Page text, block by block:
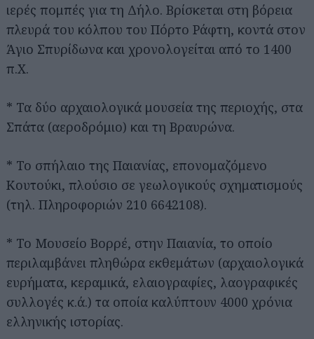
ιερές πομπές για τη Δήλο. Βρίσκεται στη βόρεια
πλευρά του κόλπου του Πόρτο Ράφτη, κοντά στον
Άγιο Σπυρίδωνα και χρονολογείται από το 1400
π.Χ.
* Τα δύο αρχαιολογικά μουσεία της περιοχής, στα
Σπάτα (αεροδρόμιο) και τη Βραυρώνα.
* Το σπήλαιο της Παιανίας, επονομαζόμενο
Κουτούκι, πλούσιο σε γεωλογικούς σχηματισμούς
(τηλ. Πληροφοριών 210 6642108).
* Το Μουσείο Βορρέ, στην Παιανία, το οποίο
περιλαμβάνει πληθώρα εκθεμάτων (αρχαιολογικά
ευρήματα, κεραμικά, ελαιογραφίες, λαογραφικές
συλλογές κ.ά.) τα οποία καλύπτουν 4000 χρόνια
ελληνικής ιστορίας.